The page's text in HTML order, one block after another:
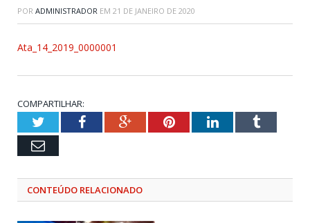
POR ADMINISTRADOR EM 21 DE JANEIRO DE 2020
Ata_14_2019_0000001
COMPARTILHAR:
TwitterFacebookGoogle+PinterestLinkedInTumblr
Email
CONTEÚDO RELACIONADO